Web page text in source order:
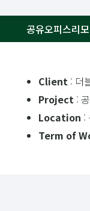
공유오피스리
Client : 더
Project :
Location :
Term of